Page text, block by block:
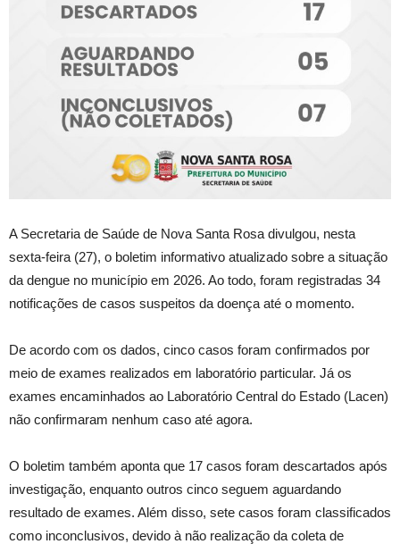
A Secretaria de Saúde de Nova Santa Rosa divulgou, nesta
sexta-feira (27), o boletim informativo atualizado sobre a situação
da dengue no município em 2026. Ao todo, foram registradas 34
notificações de casos suspeitos da doença até o momento.
De acordo com os dados, cinco casos foram confirmados por
meio de exames realizados em laboratório particular. Já os
exames encaminhados ao Laboratório Central do Estado (Lacen)
não confirmaram nenhum caso até agora.
O boletim também aponta que 17 casos foram descartados após
investigação, enquanto outros cinco seguem aguardando
resultado de exames. Além disso, sete casos foram classificados
como inconclusivos, devido à não realização da coleta de